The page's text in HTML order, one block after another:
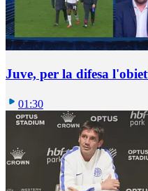
Juve, per la difesa
01:30